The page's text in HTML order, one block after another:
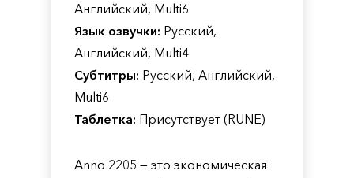
Английский, Multi6
Язык озвучки: Русский,
Английский, Multi4
Субтитры: Русский, Английский,
Multi6
Таблетка: Присутствует (RUNE)
Anno 2205 — это экономическая